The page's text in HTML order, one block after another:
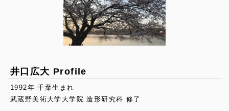
井口広大 Profile
1992年 千葉生まれ
武蔵野美術大学大学院 造形研究科 修了